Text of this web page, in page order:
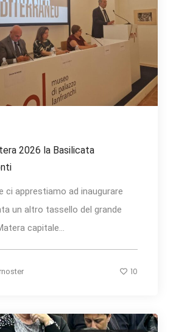
2026 la Basilicata
ci apprestiamo ad inaugurare
un altro tassello del grande
capitale...
10